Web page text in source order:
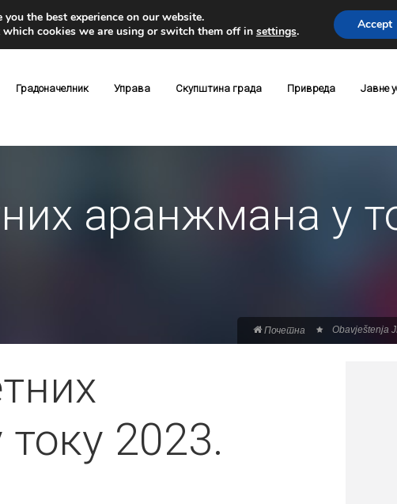
Градоначелник Управа Скупштина града Привреда Јавне
аранжмана у
Почетна Obavještenja
2023.
the best experience on our website.
cookies we are using or switch them off in settings. Accept